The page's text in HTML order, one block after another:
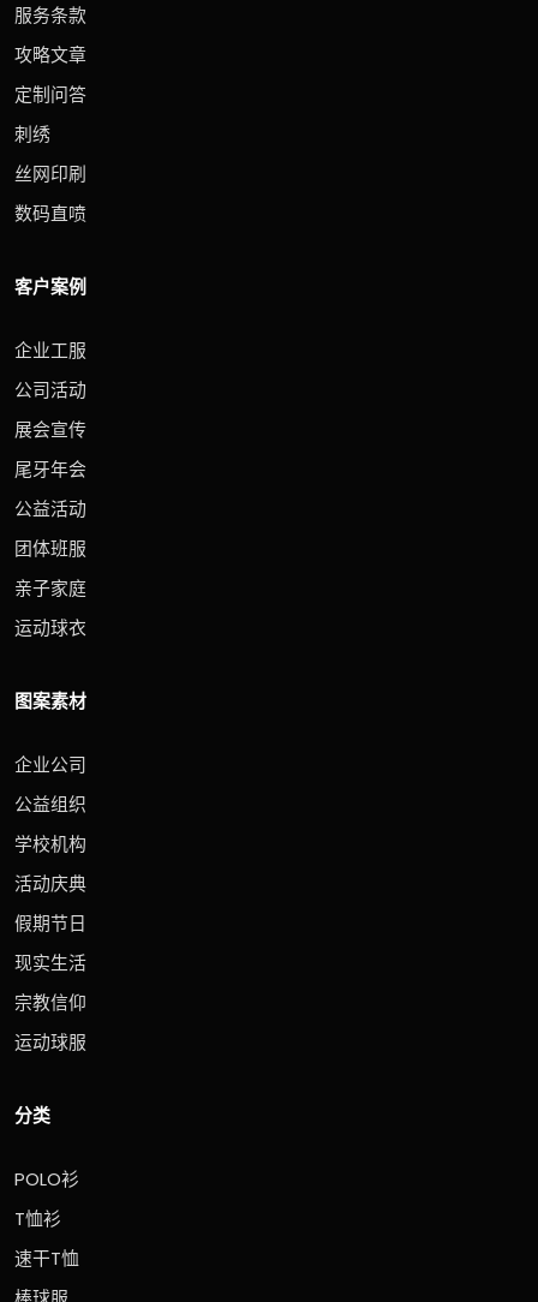
服务条款
攻略文章
定制问答
刺绣
丝网印刷
数码直喷
客户案例
企业工服
公司活动
展会宣传
尾牙年会
公益活动
团体班服
亲子家庭
运动球衣
图案素材
企业公司
公益组织
学校机构
活动庆典
假期节日
现实生活
宗教信仰
运动球服
分类
POLO衫
T恤衫
速干T恤